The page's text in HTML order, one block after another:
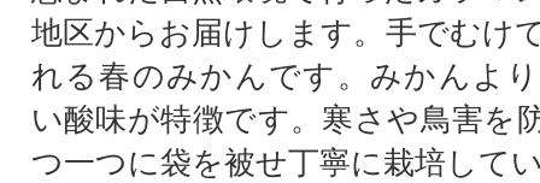
地区からお届けします。手でむけ
れる春のみかんです。みかんよ
い酸味が特徴です。寒さや鳥害を
つ一つに袋を被せ丁寧に栽培して